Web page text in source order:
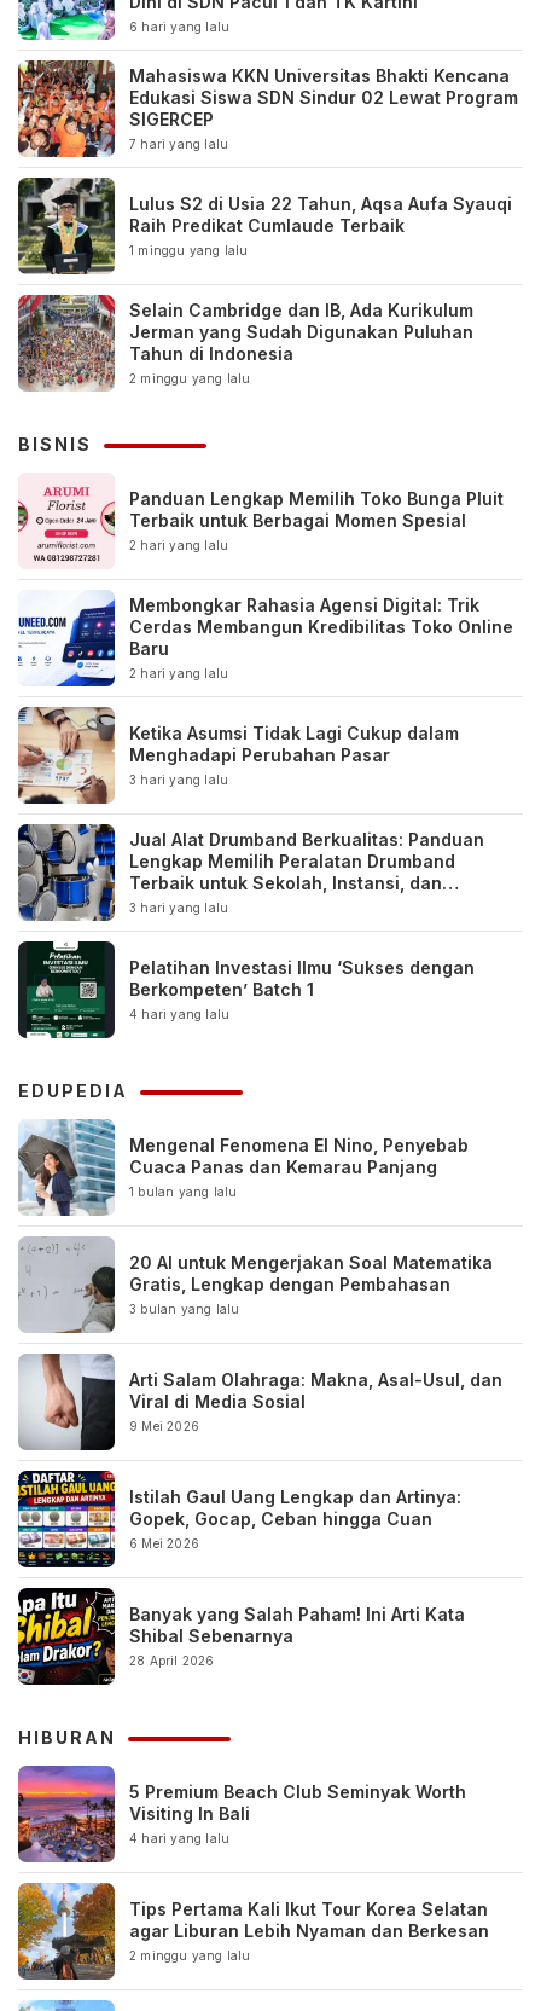
6 hari yang lalu
Mahasiswa KKN Universitas Bhakti Kencana
Edukasi Siswa SDN Sindur 02 Lewat Program
SIGERCEP
7 hari yang lalu
Lulus S2 di Usia 22 Tahun, Aqsa Aufa Syauqi
Raih Predikat Cumlaude Terbaik
1 minggu yang lalu
Selain Cambridge dan IB, Ada Kurikulum
Jerman yang Sudah Digunakan Puluhan
Tahun di Indonesia
2 minggu yang lalu
BISNIS
Panduan Lengkap Memilih Toko Bunga Pluit
Terbaik untuk Berbagai Momen Spesial
2 hari yang lalu
Membongkar Rahasia Agensi Digital: Trik
Cerdas Membangun Kredibilitas Toko Online
Baru
2 hari yang lalu
Ketika Asumsi Tidak Lagi Cukup dalam
Menghadapi Perubahan Pasar
3 hari yang lalu
Jual Alat Drumband Berkualitas: Panduan
Lengkap Memilih Peralatan Drumband
Terbaik untuk Sekolah, Instansi, dan
Komunitas
3 hari yang lalu
Pelatihan Investasi Ilmu ‘Sukses dengan
Berkompeten’ Batch 1
4 hari yang lalu
EDUPEDIA
Mengenal Fenomena El Nino, Penyebab
Cuaca Panas dan Kemarau Panjang
1 bulan yang lalu
20 AI untuk Mengerjakan Soal Matematika
Gratis, Lengkap dengan Pembahasan
3 bulan yang lalu
Arti Salam Olahraga: Makna, Asal-Usul, dan
Viral di Media Sosial
9 Mei 2026
Istilah Gaul Uang Lengkap dan Artinya:
Gopek, Gocap, Ceban hingga Cuan
6 Mei 2026
Banyak yang Salah Paham! Ini Arti Kata
Shibal Sebenarnya
28 April 2026
HIBURAN
5 Premium Beach Club Seminyak Worth
Visiting In Bali
4 hari yang lalu
Tips Pertama Kali Ikut Tour Korea Selatan
agar Liburan Lebih Nyaman dan Berkesan
2 minggu yang lalu